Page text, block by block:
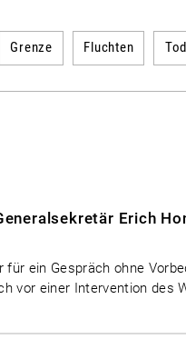
Grenze Fluchten
Erich
ein Gespräch ohne
vor einer Intervention des